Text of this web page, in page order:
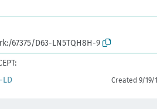
67375/D63-LN5TQH8H-9
LD Created 9/19/